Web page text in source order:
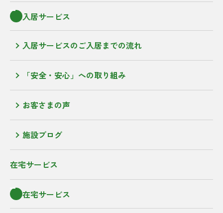
入居サービス
入居サービスのご入居までの流れ
「安全・安心」への取り組み
お客さまの声
施設ブログ
在宅サービス
在宅サービス